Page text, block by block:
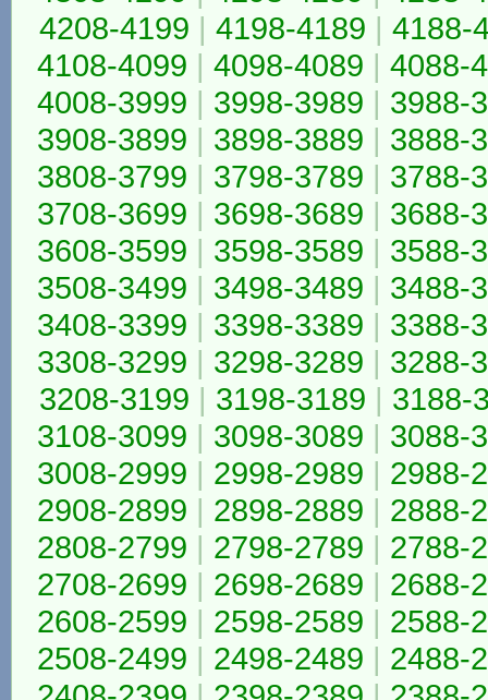
4208-4199 | 4198-4189 | 4188-
4108-4099 | 4098-4089 | 4088-
4008-3999 | 3998-3989 | 3988-
3908-3899 | 3898-3889 | 3888-
3808-3799 | 3798-3789 | 3788-
3708-3699 | 3698-3689 | 3688-
3608-3599 | 3598-3589 | 3588-
3508-3499 | 3498-3489 | 3488-
3408-3399 | 3398-3389 | 3388-
3308-3299 | 3298-3289 | 3288-
3208-3199 | 3198-3189 | 3188-
3108-3099 | 3098-3089 | 3088-
3008-2999 | 2998-2989 | 2988-
2908-2899 | 2898-2889 | 2888-
2808-2799 | 2798-2789 | 2788-
2708-2699 | 2698-2689 | 2688-
2608-2599 | 2598-2589 | 2588-
2508-2499 | 2498-2489 | 2488-